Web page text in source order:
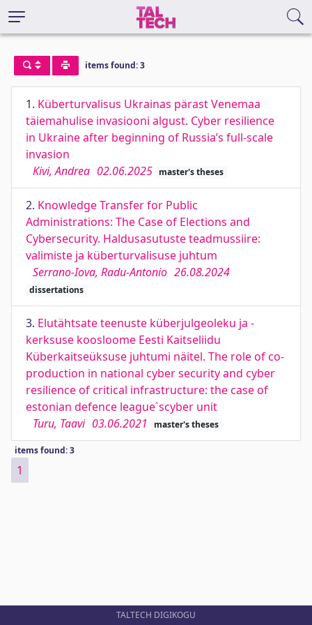
items found: 3
1. Küberturvalisus Ukrainas pärast Venemaa
täiemahulise invasiooni algust. Cyber resilience
in Ukraine after beginning of Russia’s full-scale
invasion
Kivi, Andrea 02.06.2025 master's theses
2. Knowledge Transfer for Public
Administrations: The Case of Elections and
Cybersecurity. Haldusasutuste teadmussiire:
valimiste ja küberturvalisuse juhtum
Serrano-Iova, Radu-Antonio 26.08.2024
dissertations
3. Elutähtsate teenuste küberjulgeoleku ja -
kerksuse koosloome Eesti Kaitseliidu
Küberkaitseüksuse juhtumi näitel. The role of co-
production in national cyber security and cyber
resilience of critical infrastructure: the case of
estonian defence league`scyber unit
Turu, Taavi 03.06.2021 master's theses
items found: 3
1
TALTECH DIGIKOGU